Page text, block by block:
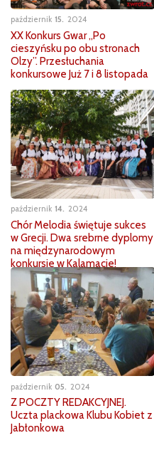
październik 15 2024
XX Konkurs Gwar „Po
cieszyńsku po obu stronach
Olzy”. Przesłuchania
konkursowe Już 7 i 8 listopada
październik 14 2024
Chór Melodia świętuje sukces
w Grecji. Dwa srebrne dyplomy
na międzynarodowym
konkursie w Kalamacie!
październik 05 2024
Z POCZTY REDAKCYJNEJ.
Uczta plackowa Klubu Kobiet z
Jabłonkowa